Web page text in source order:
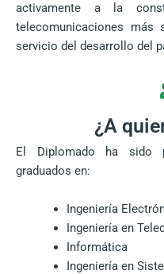
activamente a la
telecomunicaciones más
servicio del desarrollo del
¿A
El Diplomado ha sido
graduados en:
Ingeniería
Ingeniería en
Informática
Ingeniería en